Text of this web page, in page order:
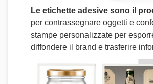
Le etichette adesive sono il
per contrassegnare oggetti e
stampe personalizzate per
diffondere il brand e trasferire